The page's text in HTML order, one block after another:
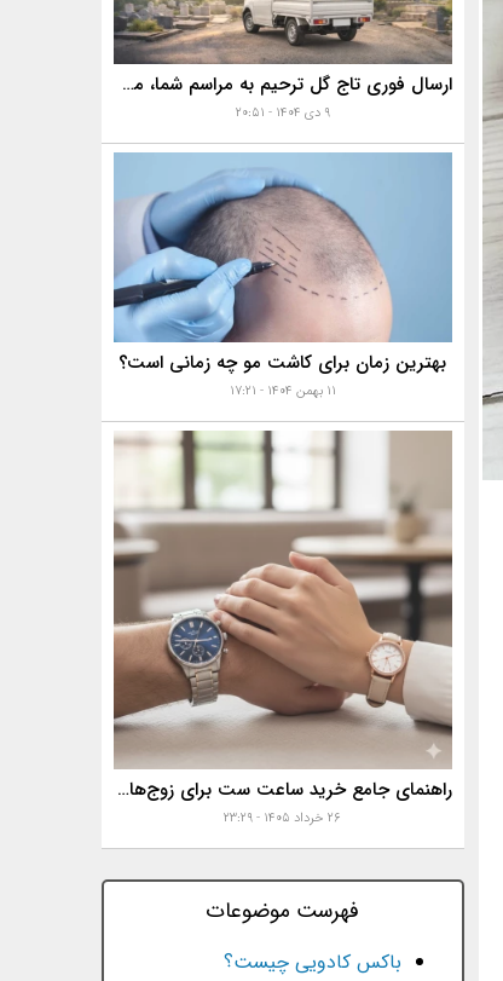
ارسال فوری تاج گل ترحیم به مراسم شما، مساجد، تالارها و بهشت زهرا با خدمات ویژه
۹ دی ۱۴۰۴ - ۲۰:۵۱
بهترین زمان برای کاشت مو چه زمانی است؟
۱۱ بهمن ۱۴۰۴ - ۱۷:۲۱
راهنمای جامع خرید ساعت ست برای زوج‌های موفق
۲۶ خرداد ۱۴۰۵ - ۲۳:۲۹
فهرست موضوعات
باکس کادویی چیست؟